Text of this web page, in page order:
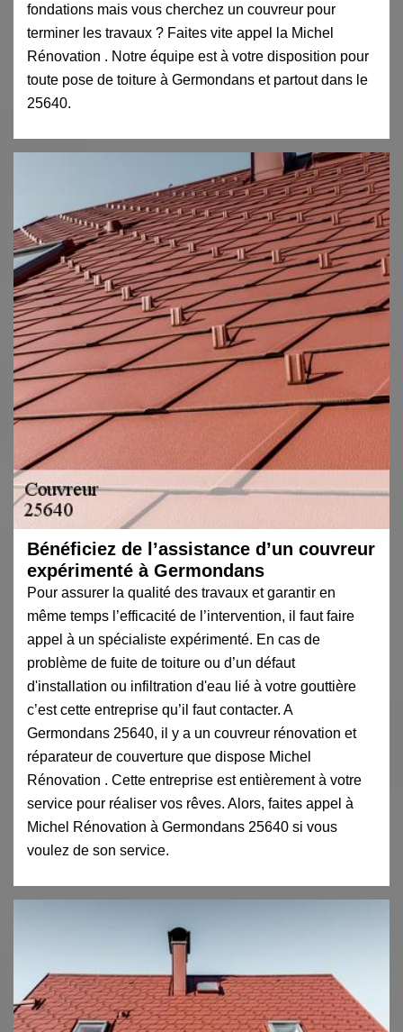
fondations mais vous cherchez un couvreur pour
terminer les travaux ? Faites vite appel la Michel
Rénovation . Notre équipe est à votre disposition pour
toute pose de toiture à Germondans et partout dans le
25640.
Bénéficiez de l’assistance d’un couvreur
expérimenté à Germondans
Pour assurer la qualité des travaux et garantir en
même temps l’efficacité de l’intervention, il faut faire
appel à un spécialiste expérimenté. En cas de
problème de fuite de toiture ou d’un défaut
d'installation ou infiltration d'eau lié à votre gouttière
c’est cette entreprise qu’il faut contacter. A
Germondans 25640, il y a un couvreur rénovation et
réparateur de couverture que dispose Michel
Rénovation . Cette entreprise est entièrement à votre
service pour réaliser vos rêves. Alors, faites appel à
Michel Rénovation à Germondans 25640 si vous
voulez de son service.